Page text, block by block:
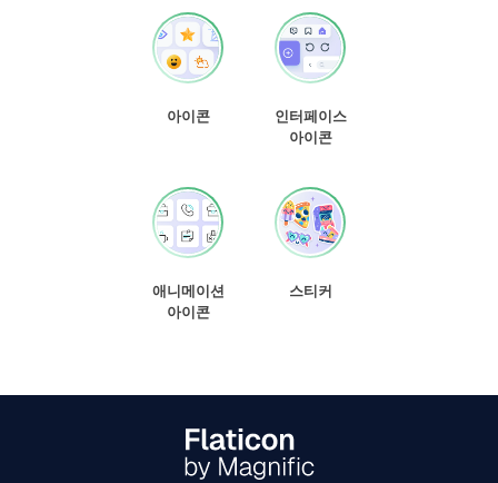
아이콘
인터페이스
아이콘
애니메이션
아이콘
스티커